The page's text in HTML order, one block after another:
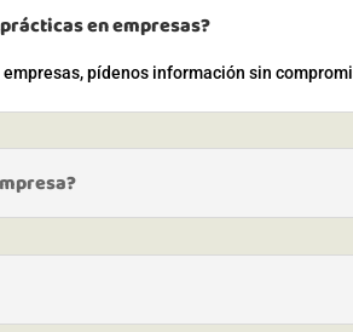
en empresas?
pídenos información sin